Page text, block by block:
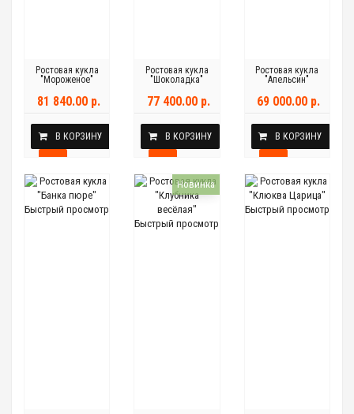
Ростовая кукла
"Мороженое"
81 840.00 р.
В КОРЗИНУ
Ростовая кукла
"Шоколадка"
77 400.00 р.
В КОРЗИНУ
Ростовая кукла
"Апельсин"
69 000.00 р.
В КОРЗИНУ
Быстрый просмотр
Новинка
Быстрый просмотр
Быстрый просмотр